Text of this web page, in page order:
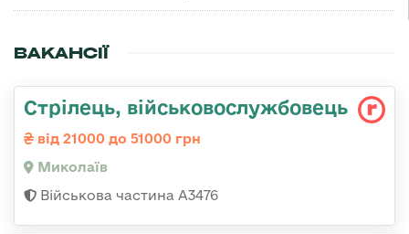
ВАКАНСІЇ
Стрілець, військовослужбовець
від 21000 до 51000 грн
Миколаїв
Військова частина А3476